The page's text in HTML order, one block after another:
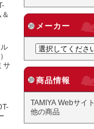
サ
メーカー
商品情報
TAMIYA Webサイト
他の商品